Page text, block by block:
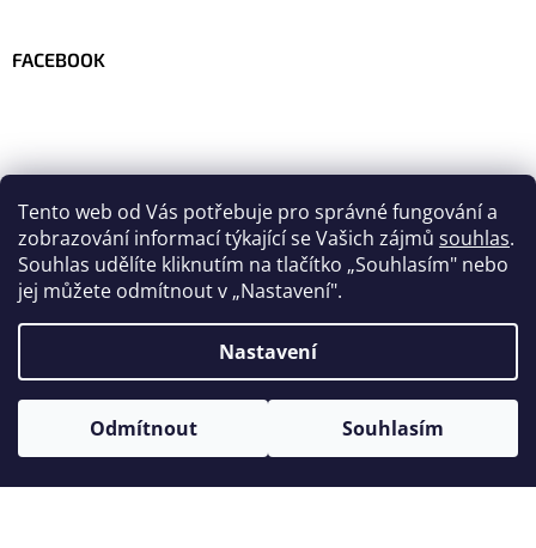
Tento web od Vás potřebuje pro správné fungování a
zobrazování informací týkající se Vašich zájmů souhlas.
Souhlas udělíte kliknutím na tlačítko „Souhlasím" nebo
jej můžete odmítnout v „Nastavení".
Nastavení
Odmítnout Souhlasím
FACEBOOK
Vytvořil Shoptet